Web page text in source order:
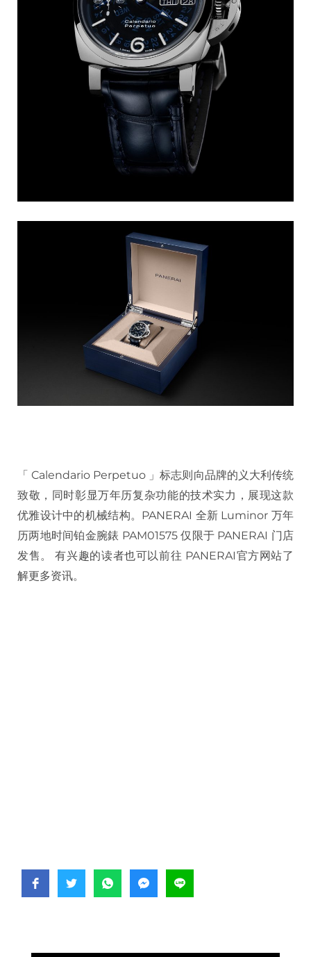
「 Calendario Perpetuo 」标志则向品牌的义大利传统
致敬，同时彰显万年历复杂功能的技术实力，展现这款
优雅设计中的机械结构。PANERAI 全新 Luminor 万年
历两地时间铂金腕錶 PAM01575 仅限于 PANERAI 门店
发售。 有兴趣的读者也可以前往 PANERAI官方网站了
解更多资讯。